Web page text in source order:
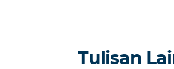
Tulisan